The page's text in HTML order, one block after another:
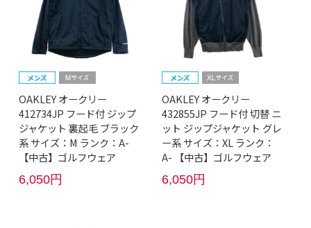
OAKLEY オークリー
412734JP フード付 ジップ
ジャケット 裏起毛 ブラック
系 サイズ：M ランク：A-
【中古】ゴルフウェア
6,050円
OAKLEY オークリー
432855JP フード付 切替 ニ
ット ジップジャケット グレ
ー系 サイズ：XL ランク：
A- 【中古】ゴルフウェア
6,050円